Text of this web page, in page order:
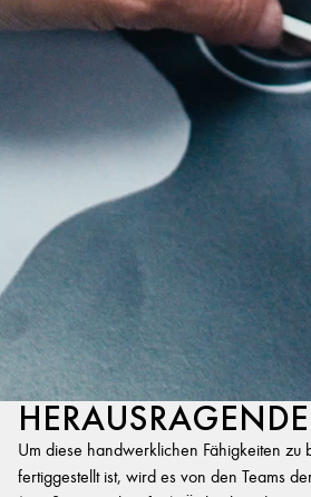
Um diese handwerklichen Fähigkeiten
fertiggestellt ist, wird es von den Teams